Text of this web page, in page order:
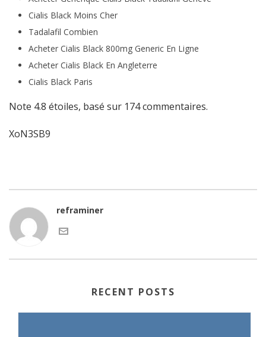
Cialis Black Moins Cher
Tadalafil Combien
Acheter Cialis Black 800mg Generic En Ligne
Acheter Cialis Black En Angleterre
Cialis Black Paris
Note 4.8 étoiles, basé sur 174commentaires.
XoN3SB9
reframiner
RECENT POSTS